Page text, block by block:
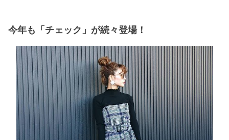
今年も「チェック」が続々登場！